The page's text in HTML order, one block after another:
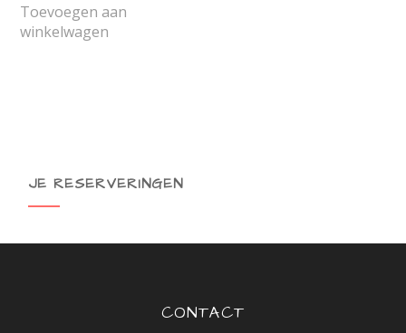
Toevoegen aan
winkelwagen
JE RESERVERINGEN
CONTACT